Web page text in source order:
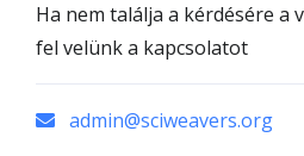
Ha nem találja a kérdésére a
fel velünk a kapcsolatot
admin@sciweavers.org